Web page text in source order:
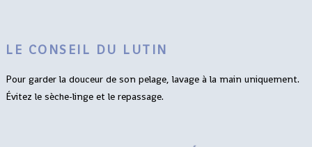
LE CONSEIL DU LUTIN
Pour garder la douceur de son pelage, lavage à la main uniquement.
Évitez le sèche-linge et le repassage.